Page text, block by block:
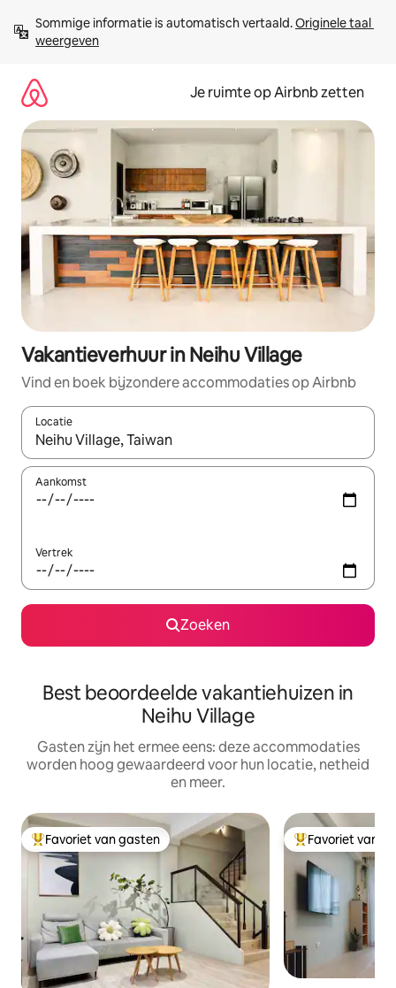
direct
naar
Sommige informatie is automatisch vertaald. Originele taal
weergeven
Je ruimte op Airbnb zetten
Vakantieverhuur in Neihu Village
Vind en boek bijzondere accommodaties op Airbnb
Locatie
Wanneer er suggesties beschikbaar zijn, maak je een keuze
Aankomst
Vertrek
Zoeken
Best beoordeelde vakantiehuizen in
Neihu Village
Gasten zijn het ermee eens: deze accommodaties
worden hoog gewaardeerd voor hun locatie, netheid
en meer.
Topfavoriet van gasten
Favoriet van gasten Topfavoriet van
Favoriet van